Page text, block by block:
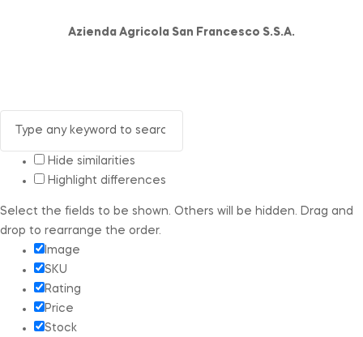
Azienda Agricola San Francesco S.S.A.
Hide similarities
Highlight differences
Select the fields to be shown. Others will be hidden. Drag and
drop to rearrange the order.
Image
SKU
Rating
Price
Stock